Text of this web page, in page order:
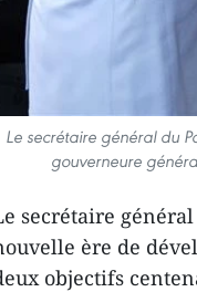
Le secrétaire général du
gouverneure
secrétaire
ère de
objectifs